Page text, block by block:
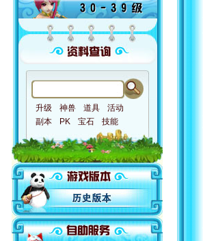
升级 神兽 道具
活动
副本
PK 宝石 技能